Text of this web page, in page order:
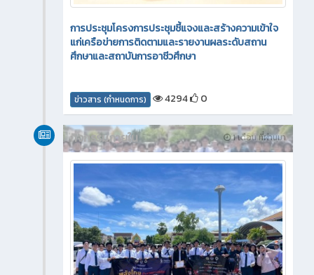
การประชุมโครงการประชุมชี้แจงและสร้างความเข้าใจ
แก่เครือข่ายการติดตามและรายงานผลระดับสถาน
ศึกษาและสถาบันการอาชีวศึกษา
ข่าวสาร (กำหนดการ) 4294 0
1 เดือน ที่ผ่านมา
กิจกรรมภายใน